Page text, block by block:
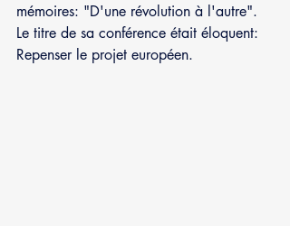
mémoires: "D'une révolution à l'autre".
Le titre de sa conférence était éloquent:
Repenser le projet européen.